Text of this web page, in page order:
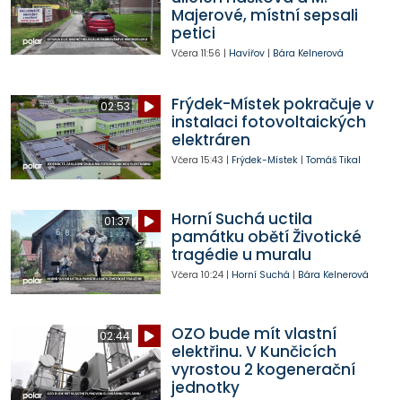
Majerové, místní sepsali
petici
Včera 11:56 | Havířov| Bára Kelnerová
02:53
Frýdek-Místek pokračuje v
instalaci fotovoltaických
elektráren
Včera 15:43 | Frýdek-Místek| Tomáš Tikal
01:37
Horní Suchá uctila
památku obětí Životické
tragédie u muralu
Včera 10:24| Horní Suchá | Bára Kelnerová
02:44
OZO bude mít vlastní
elektřinu. V Kunčicích
vyrostou 2 kogenerační
jednotky